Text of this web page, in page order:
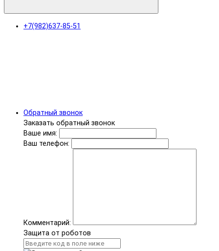
+7(982)637-85-51
Обратный звонок
Заказать обратный звонок
Ваше имя:
Ваш телефон:
Комментарий:
Защита от роботов